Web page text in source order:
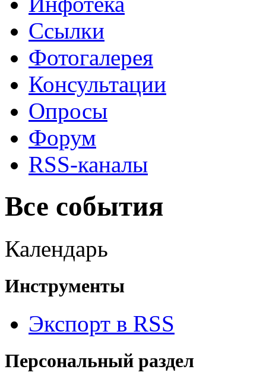
Ссылки
Фотогалерея
Консультации
Опросы
Форум
RSS-каналы
Все события
Календарь
Инструменты
Экспорт в RSS
Персональный раздел